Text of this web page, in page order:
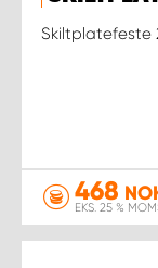
Skiltplatefeste
468
EKS. 25 %